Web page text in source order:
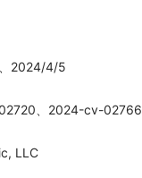
2024/4/5
、2024-cv-02766
LLC